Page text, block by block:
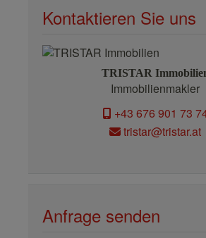
Kontaktieren Sie uns
TRISTAR
Immobilienmakler
+43 676 901 73
tristar@tristar.at
Anfrage senden